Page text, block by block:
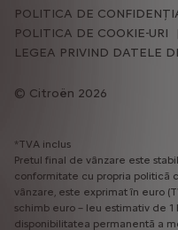
Citroën 2026
POLITICA DE
POLITICA DE COOKIE-URI
LEGEA PRIVIND DATELE
*TVA inclus
Pretul final de vânzare este
conformitate cu propria politică
vânzare, este exprimat în euro
schimb euro – leu estimativ de
disponibilitatea permanentă a